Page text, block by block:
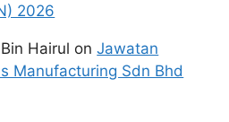
2026
Hairul onJawatan
Manufacturing Sdn Bhd